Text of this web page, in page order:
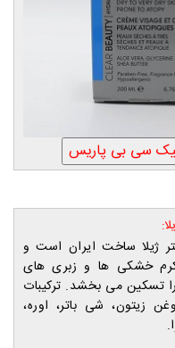
20% دکتر ژیلا ساخت ایران است و
این کرم خشکی ها و زبری های
تسکین می بخشد. ترکیبات
زیتون، شی باتر، اوره،